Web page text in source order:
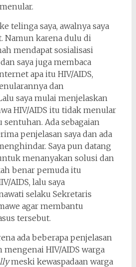
telinga saya, awalnya saya
Namun karena dulu di
mendapat sosialisasi
saya juga membaca
apa itu HIV/AIDS,
dan
saya mulai menjelaskan
HIV/AIDS itu tidak menular
sentuhan. Ada sebagaian
penjelasan saya dan ada
Saya pun datang
menanyakan solusi dan
benar pemuda itu
AIDS, lalu saya
selaku Sekretaris
agar membantu
tersebut.
ada beberapa penjelasan
HIV/AIDS warga
meski kewaspadaan warga